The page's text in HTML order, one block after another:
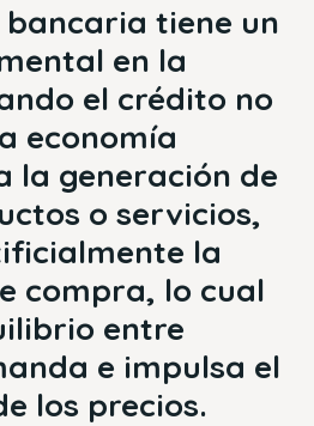
tiene un
en la
el crédito no
economía
la generación de
o servicios,
la
compra, lo cual
entre
e impulsa el
los precios.